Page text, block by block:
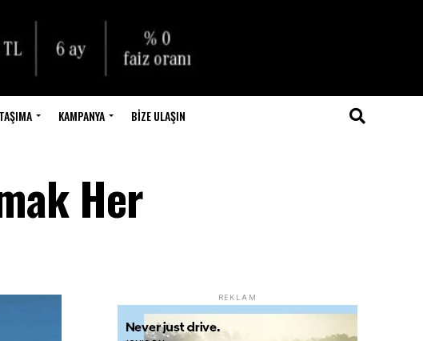
KAMPANYA BIZE ULAŞIN
Her
REKLAM